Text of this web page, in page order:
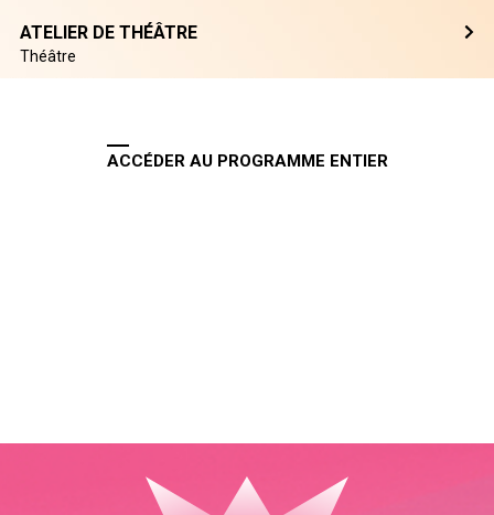
ATELIER DE THÉÂTRE
Théâtre
ACCÉDER AU PROGRAMME ENTIER